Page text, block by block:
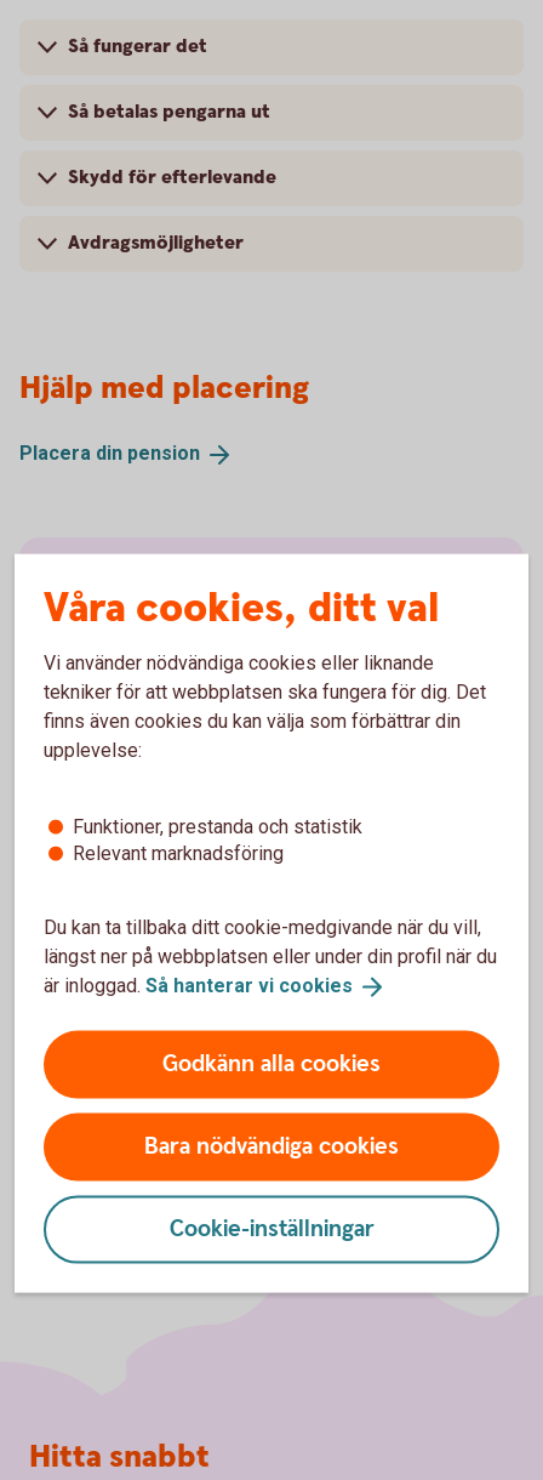
Så fungerar det
Så betalas pengarna ut
Skydd för efterlevande
Avdragsmöjligheter
Hjälp med placering
Placera din pension
Fler pensionslösningar
Tjänstepension med depå
Extra pensionsavsättning
Direktpension
Företag med kollektivavtal
Våra cookies, ditt val
Vi använder nödvändiga cookies eller liknande
tekniker för att webbplatsen ska fungera för dig. Det
finns även cookies du kan välja som förbättrar din
upplevelse:
Funktioner, prestanda och statistik
Relevant marknadsföring
Du kan ta tillbaka ditt cookie-medgivande när du vill,
längst ner på webbplatsen eller under din profil när du
är inloggad. Så hanterar vi cookies
Godkänn alla cookies
Bara nödvändiga cookies
Cookie-inställningar
Sidfot
Hitta snabbt